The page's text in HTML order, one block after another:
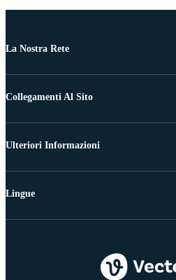
La Nostra Rete
Collegamenti Al Sito
Ulteriori Informazioni
Lingue